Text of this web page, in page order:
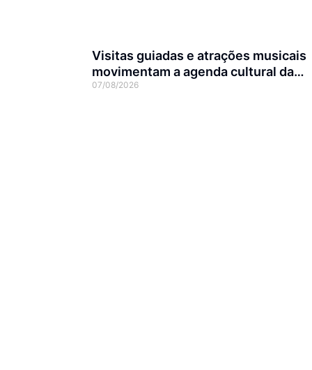
Visitas guiadas e atrações musicais
movimentam a agenda cultural da
semana em Joinville
07/08/2026